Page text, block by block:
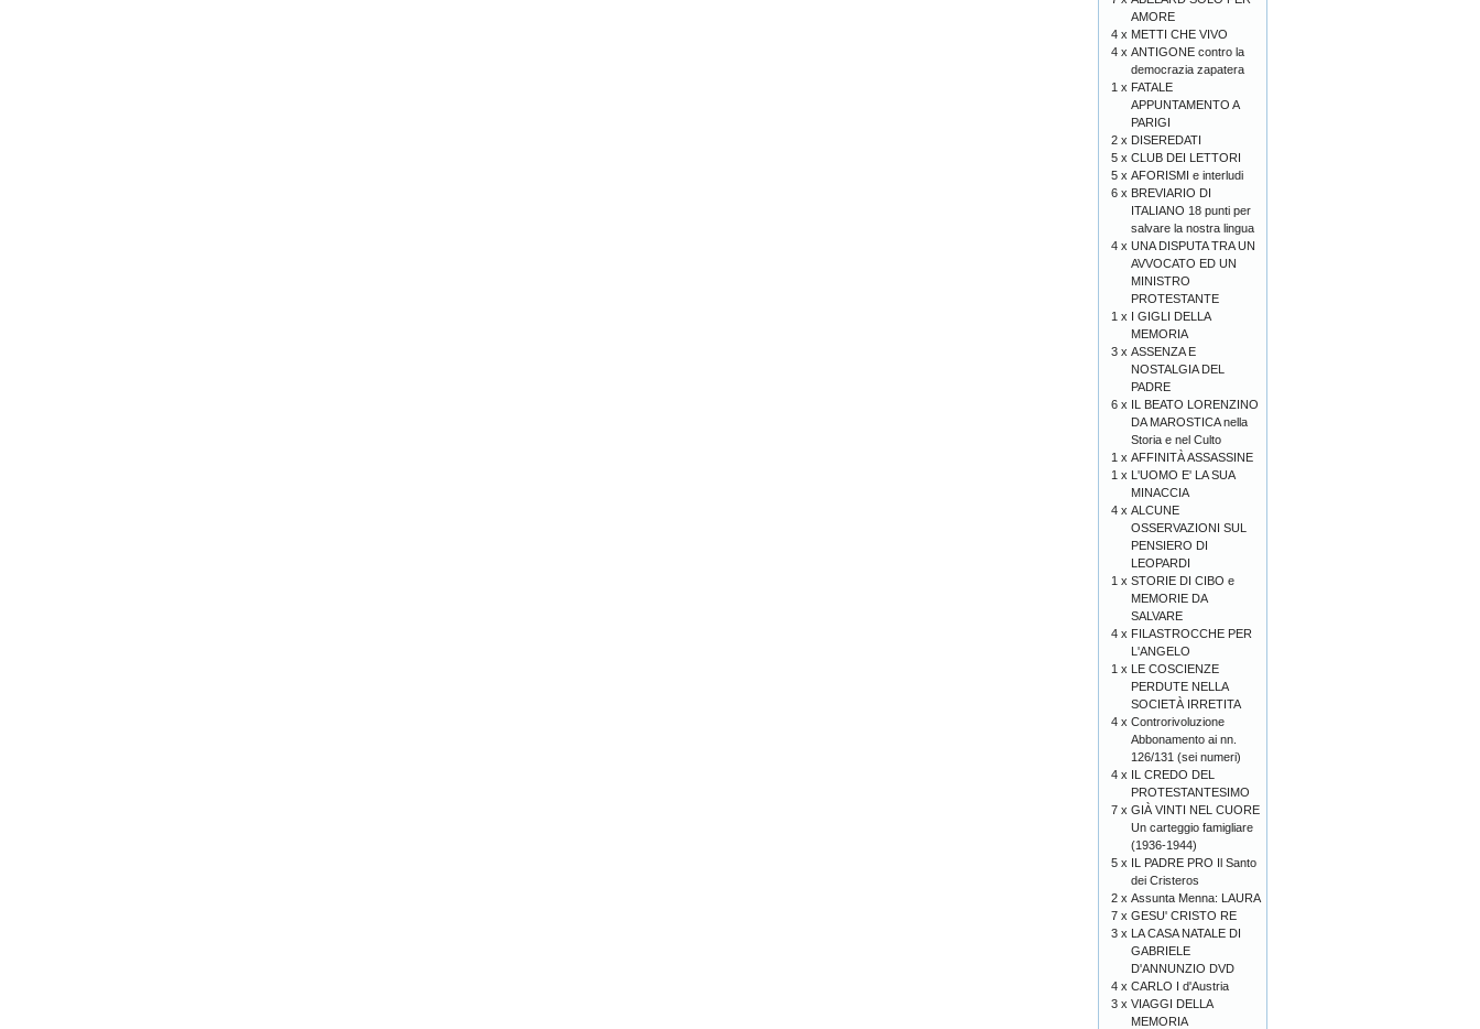
AMORE
4 x METTI CHE VIVO
4 x ANTIGONE contro la
democrazia zapatera
1 x FATALE
APPUNTAMENTO A
PARIGI
2 x DISEREDATI
5 x CLUB DEI LETTORI
5 x AFORISMI e interludi
6 x BREVIARIO DI
ITALIANO 18 punti per
salvare la nostra lingua
4 x UNA DISPUTA TRA UN
AVVOCATO ED UN
MINISTRO
PROTESTANTE
1 x I GIGLI DELLA
MEMORIA
3 x ASSENZA E
NOSTALGIA DEL
PADRE
6 x IL BEATO LORENZINO
DA MAROSTICA nella
Storia e nel Culto
1 x AFFINITÀ ASSASSINE
1 x L'UOMO E' LA SUA
MINACCIA
4 x ALCUNE
OSSERVAZIONI SUL
PENSIERO DI
LEOPARDI
1 x STORIE DI CIBO e
MEMORIE DA
SALVARE
4 x FILASTROCCHE PER
L'ANGELO
1 x LE COSCIENZE
PERDUTE NELLA
SOCIETÀ IRRETITA
4 x Controrivoluzione
Abbonamento ai nn.
126/131 (sei numeri)
4 x IL CREDO DEL
PROTESTANTESIMO
7 x GIÀ VINTI NEL CUORE
Un carteggio famigliare
(1936-1944)
5 x IL PADRE PRO Il Santo
dei Cristeros
2 x Assunta Menna: LAURA
7 x GESU' CRISTO RE
3 x LA CASA NATALE DI
GABRIELE
D'ANNUNZIO DVD
4 x CARLO I d'Austria
3 x VIAGGI DELLA
MEMORIA